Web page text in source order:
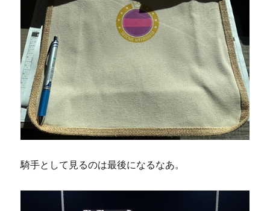
騎手として見るのは最後になるなあ。